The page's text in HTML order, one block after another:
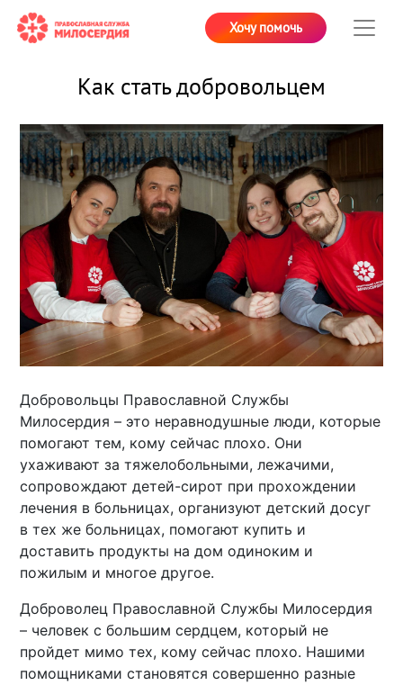
Хочу помочь
Как стать добровольцем
Добровольцы Православной Службы
Милосердия – это неравнодушные люди, которые
помогают тем, кому сейчас плохо. Они
ухаживают за тяжелобольными, лежачими,
сопровождают детей-сирот при прохождении
лечения в больницах, организуют детский досуг
в тех же больницах, помогают купить и
доставить продукты на дом одиноким и
пожилым и многое другое.
Доброволец Православной Службы Милосердия
– человек с большим сердцем, который не
пройдет мимо тех, кому сейчас плохо. Нашими
помощниками становятся совершенно разные